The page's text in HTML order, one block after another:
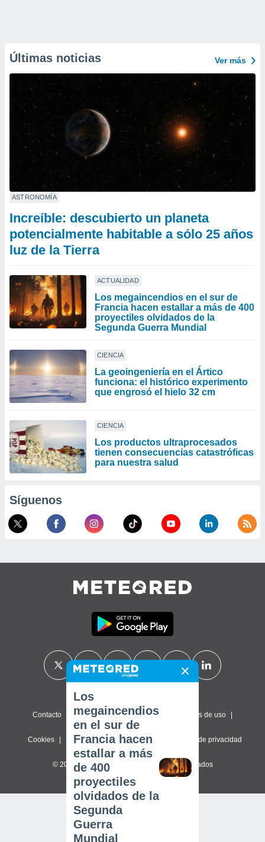
Últimas noticias Ver más
ASTRONOMÍA
Increíble: descubierto un planeta
potencialmente habitable a sólo 25 años
luz de la Tierra
ACTUALIDAD
Los megaincendios en el sur de
Francia hacen estallar a más de 400
proyectiles olvidados de la
Segunda Guerra Mundial
CIENCIA
La geoingeniería en el Ártico
funciona: el histórico experimento
que engrosó el hielo 32 cm
CIENCIA
Los productos ultraprocesados ​​
tienen consecuencias catastróficas
para nuestra salud
Síguenos
Contacto Sobre nosotros FAQ Términos de uso
Cookies Política de privacidad Configuración de privacidad
© 2026 Meteored. Todos los derechos reservados
Los
megaincendios
en el sur de
Francia hacen
estallar a más
de 400
proyectiles
olvidados de la
Segunda
Guerra
Mundial